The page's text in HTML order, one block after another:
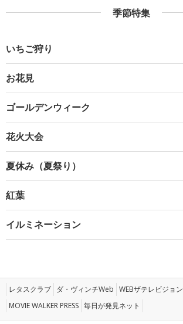
季節特集
いちご狩り
お花見
ゴールデンウィーク
花火大会
夏休み（夏祭り）
紅葉
イルミネーション
レタスクラブ ダ・ヴィンチWeb WEBザテレビジョン
MOVIE WALKER PRESS 毎日が発見ネット